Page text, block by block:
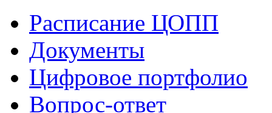
Расписание ЦОПП
Документы
Цифровое портфолио
Вопрос-ответ